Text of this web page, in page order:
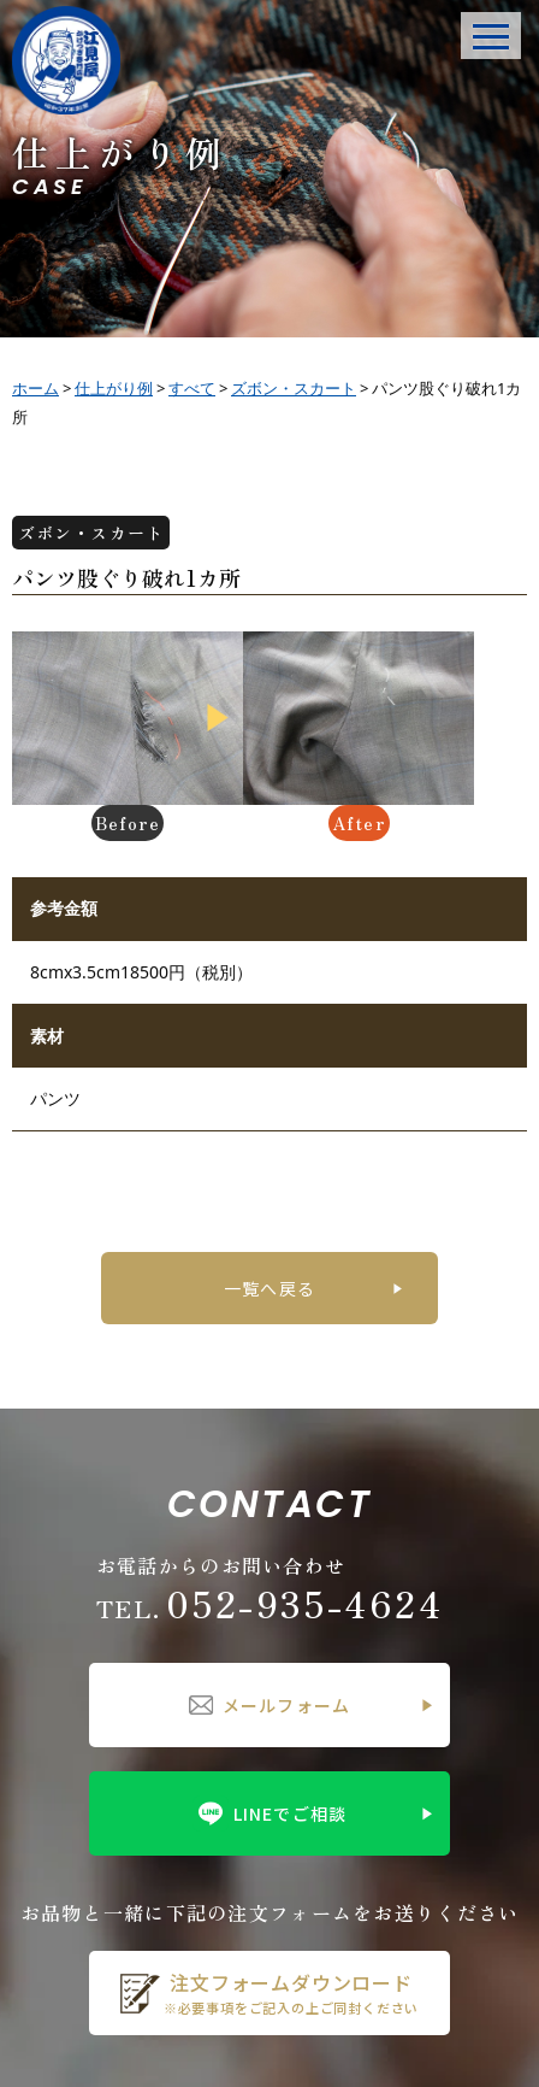
仕上がり例
CASE
ホーム >仕上がり例 >すべて > ズボン・スカート >パンツ股ぐり破れ1カ
所
ズボン・スカート
パンツ股ぐり破れ1カ所
参考金額
8cmx3.5cm18500円（税別）
素材
パンツ
一覧へ戻る
CONTACT
お電話からのお問い合わせ
TEL. 052-935-4624
メールフォーム
LINEでご相談
お品物と一緒に下記の注文フォームをお送りください
注文フォームダウンロード
※必要事項をご記入の上ご同封ください